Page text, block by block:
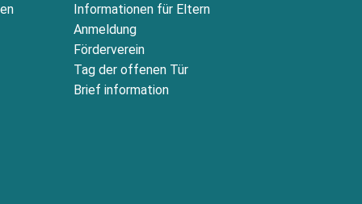
Informationen für Eltern
Anmeldung
Förderverein
Tag der offenen Tür
Brief information